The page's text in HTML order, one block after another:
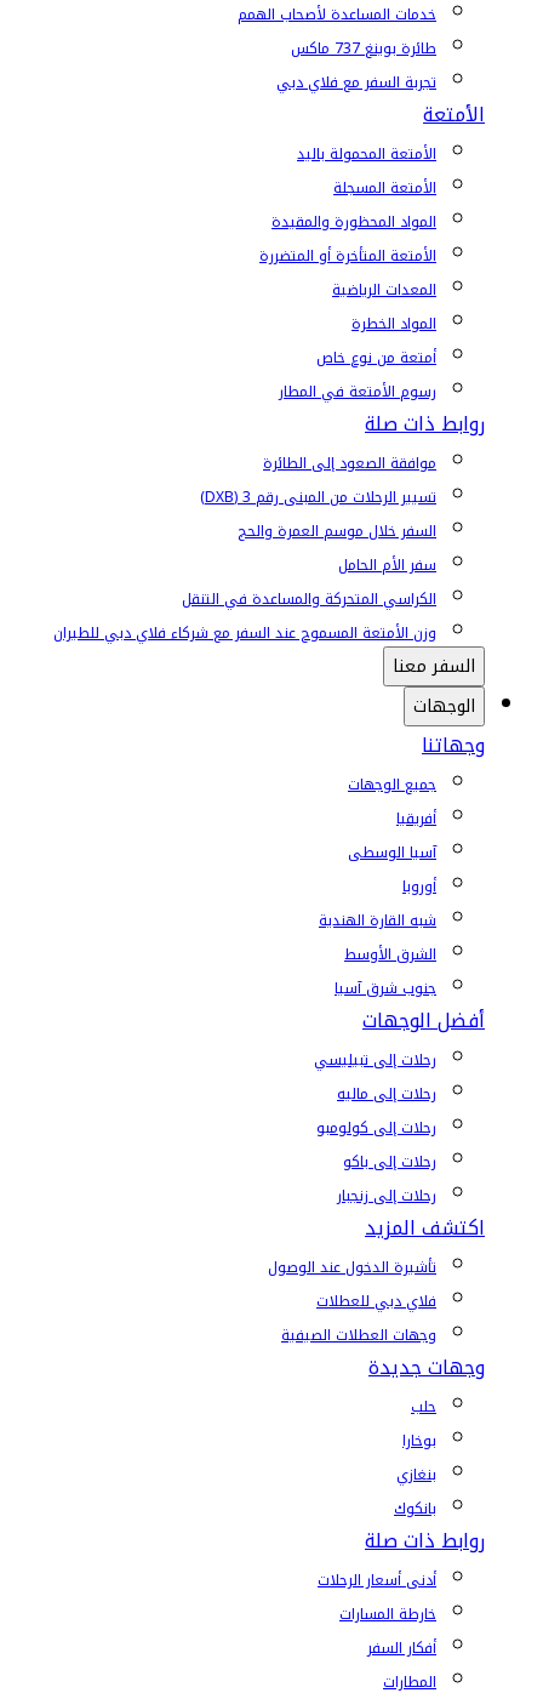
خدمات المساعدة لأصحاب الهمم
طائرة بوينغ 737 ماكس
تجربة السفر مع فلاي دبي
الأمتعة
الأمتعة المحمولة باليد
الأمتعة المسجلة
المواد المحظورة والمقيدة
الأمتعة المتأخرة أو المتضررة
المعدات الرياضية
المواد الخطرة
أمتعة من نوع خاص
رسوم الأمتعة في المطار
روابط ذات صلة
موافقة الصعود إلى الطائرة
تسيير الرحلات من المبنى رقم 3 (DXB)
السفر خلال موسم العمرة والحج
سفر الأم الحامل
الكراسي المتحركة والمساعدة في التنقل
وزن الأمتعة المسموح عند السفر مع شركاء فلاي دبي للطيران
السفر معنا
الوجهات
وجهاتنا
جميع الوجهات
أفريقيا
آسيا الوسطى
أوروبا
شبه القارة الهندية
الشرق الأوسط
جنوب شرق آسيا
أفضل الوجهات
رحلات إلى تبيليسي
رحلات إلى ماليه
رحلات إلى كولومبو
رحلات إلى باكو
رحلات إلى زنجبار
اكتشف المزيد
تأشيرة الدخول عند الوصول
فلاي دبي للعطلات
وجهات العطلات الصيفية
وجهات جديدة
حلب
بوخارا
بنغازي
بانكوك
روابط ذات صلة
أدنى أسعار الرحلات
خارطة المسارات
أفكار السفر
المطارات